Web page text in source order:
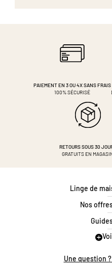
PAIEMENT EN 3 OU 4XSANS FRAIS
100% SÉCURISÉ
RETOURS SOUS 30
GRATUITS EN
Linge de
Nos
Guide
Guide
Une question